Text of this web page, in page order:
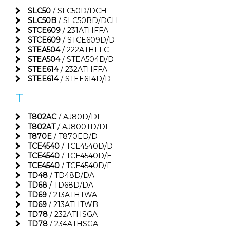
SLC50 / SLC50D/DCH
SLC50B / SLC50BD/DCH
STCE609 / 231ATHFFA
STCE609 / STCE609D/D
STEA504/ 222ATHFFC
STEA504/ STEA504D/D
STEE614/ 232ATHFFA
STEE614/ STEE614D/D
T
T802AC / AJ80D/DF
T802AT/ AJ800TD/DF
T870E / T870ED/D
TCE4540 / TCE4540D/D
TCE4540 / TCE4540D/E
TCE4540 / TCE4540D/F
TD48 / TD48D/DA
TD68 / TD68D/DA
TD69 / 213ATHTWA
TD69 / 213ATHTWB
TD78 / 232ATHSGA
TD78 / 234ATHSGA